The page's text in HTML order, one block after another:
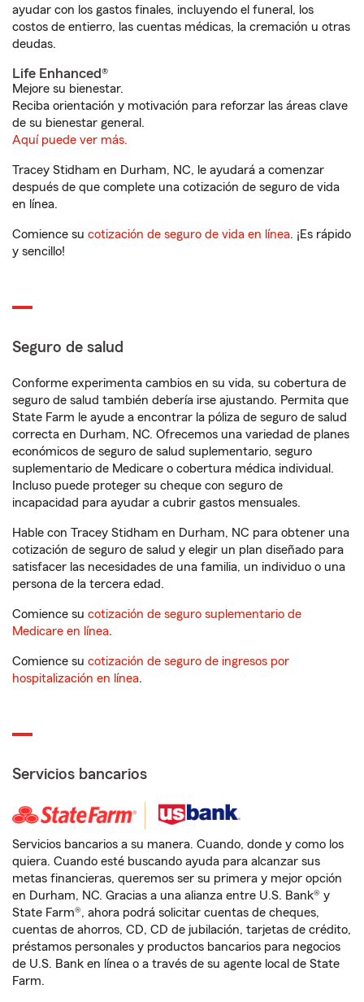
ayudar con los gastos finales, incluyendo el funeral, los
costos de entierro, las cuentas médicas, la cremación u otras
deudas.
Life Enhanced®
Mejore su bienestar.
Reciba orientación y motivación para reforzar las áreas clave
de su bienestar general.
Aquí puede ver más.
Tracey Stidham en Durham, NC, le ayudará a comenzar
después de que complete una cotización de seguro de vida
en línea.
Comience su cotización de seguro de vida en línea. ¡Es rápido
y sencillo!
Seguro de salud
Conforme experimenta cambios en su vida, su cobertura de
seguro de salud también debería irse ajustando. Permita que
State Farm le ayude a encontrar la póliza de seguro de salud
correcta en Durham, NC. Ofrecemos una variedad de planes
económicos de seguro de salud suplementario, seguro
suplementario de Medicare o cobertura médica individual.
Incluso puede proteger su cheque con seguro de
incapacidad para ayudar a cubrir gastos mensuales.
Hable con Tracey Stidham en Durham, NC para obtener una
cotización de seguro de salud y elegir un plan diseñado para
satisfacer las necesidades de una familia, un individuo o una
persona de la tercera edad.
Comience su cotización de seguro suplementario de
Medicare en línea.
Comience su cotización de seguro de ingresos por
hospitalización en línea.
Servicios bancarios
Servicios bancarios a su manera. Cuando, donde y como los
quiera. Cuando esté buscando ayuda para alcanzar sus
metas financieras, queremos ser su primera y mejor opción
en Durham, NC. Gracias a una alianza entre U.S. Bank® y
State Farm®, ahora podrá solicitar cuentas de cheques,
cuentas de ahorros, CD, CD de jubilación, tarjetas de crédito,
préstamos personales y productos bancarios para negocios
de U.S. Bank en línea o a través de su agente local de State
Farm.